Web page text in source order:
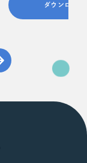
ダウンロード